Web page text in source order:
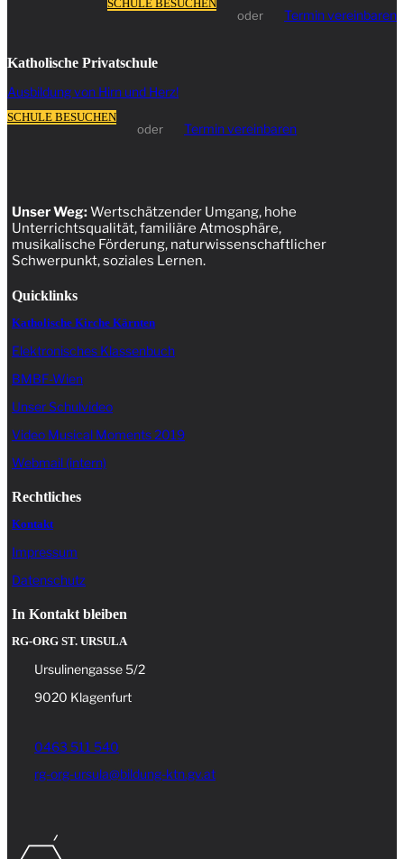
Termin vereinbaren
oder
SCHULE BESUCHEN
Katholische Privatschule
Ausbildung von Hirn und Herz!
SCHULE BESUCHEN
oder Termin vereinbaren
Unser Weg: Wertschätzender Umgang, hohe
Unterrichtsqualität, familiäre Atmosphäre,
musikalische Förderung, naturwissenschaftlicher
Schwerpunkt, soziales Lernen.
Quicklinks
Katholische Kirche Kärnten
Elektronisches Klassenbuch
BMBF-Wien
Unser Schulvideo
Video Musical Moments 2019
Webmail (intern)
Rechtliches
Kontakt
Impressum
Datenschutz
In Kontakt bleiben
RG-ORG ST. URSULA
Ursulinengasse 5/2
9020 Klagenfurt
0463 511 540
rg-org-ursula@bildung-ktn.gv.at